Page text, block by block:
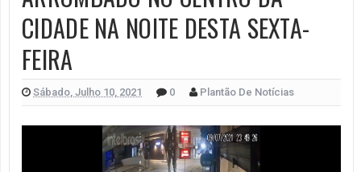
CIDADE NA NOITE DESTA SEXTA-
FEIRA
Sábado, Julho 10, 2021 0 Plantão De Notícias